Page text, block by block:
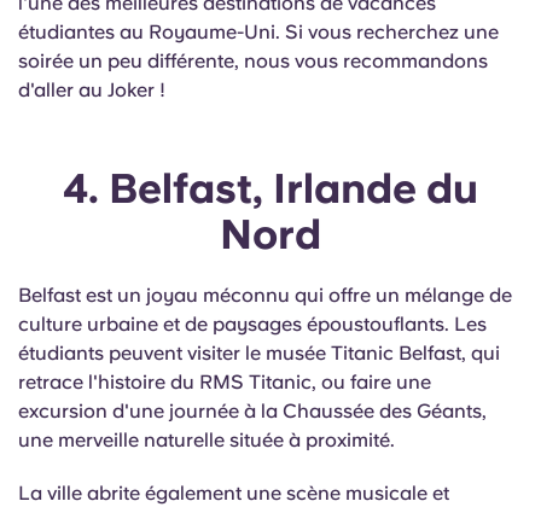
étudiantes au Royaume-Uni. Si vous recherchez une
soirée un peu différente, nous vous recommandons
d'aller au Joker !
4. Belfast, Irlande du
Nord
Belfast est un joyau méconnu qui offre un mélange de
culture urbaine et de paysages époustouflants. Les
étudiants peuvent visiter le musée Titanic Belfast, qui
retrace l'histoire du RMS Titanic, ou faire une
excursion d'une journée à la Chaussée des Géants,
une merveille naturelle située à proximité.
La ville abrite également une scène musicale et